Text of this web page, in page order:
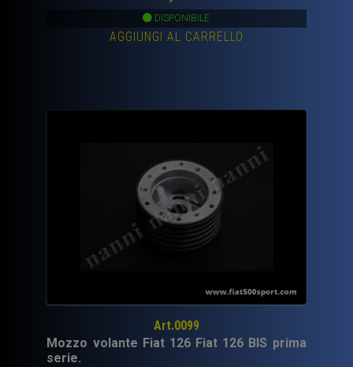
DISPONIBILE
AGGIUNGI AL CARRELLO
Art.0099
Mozzo volante Fiat 126 Fiat 126 BIS prima
serie.